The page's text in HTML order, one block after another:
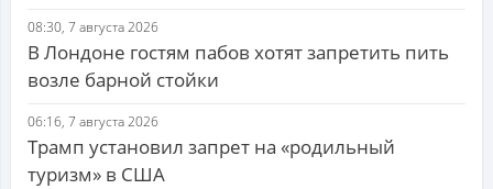
08:30, 7 августа 2026
В Лондоне гостям пабов хотят запретить пить
возле барной стойки
06:16, 7 августа 2026
Трамп установил запрет на «родильный
туризм» в США